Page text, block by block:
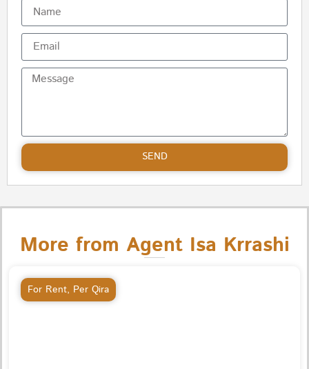
SEND
More from Agent Isa Krrashi
For Rent, Per Qira